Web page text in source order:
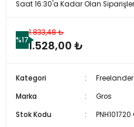
Saat 16:30'a Kadar Olan
%17
1.833,48 ₺
1.528,00 ₺
Kategori
Marka
Gros
Stok Kodu
PNH101720